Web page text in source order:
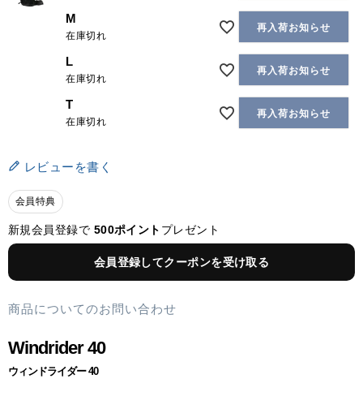
M
在庫切れ
再入荷お知らせ
L
在庫切れ
再入荷お知らせ
T
在庫切れ
再入荷お知らせ
レビューを書く
会員特典
新規会員登録で 500ポイント プレゼント
会員登録してクーポンを受け取る
商品についてのお問い合わせ
Windrider 40
ウィンドライダー 40